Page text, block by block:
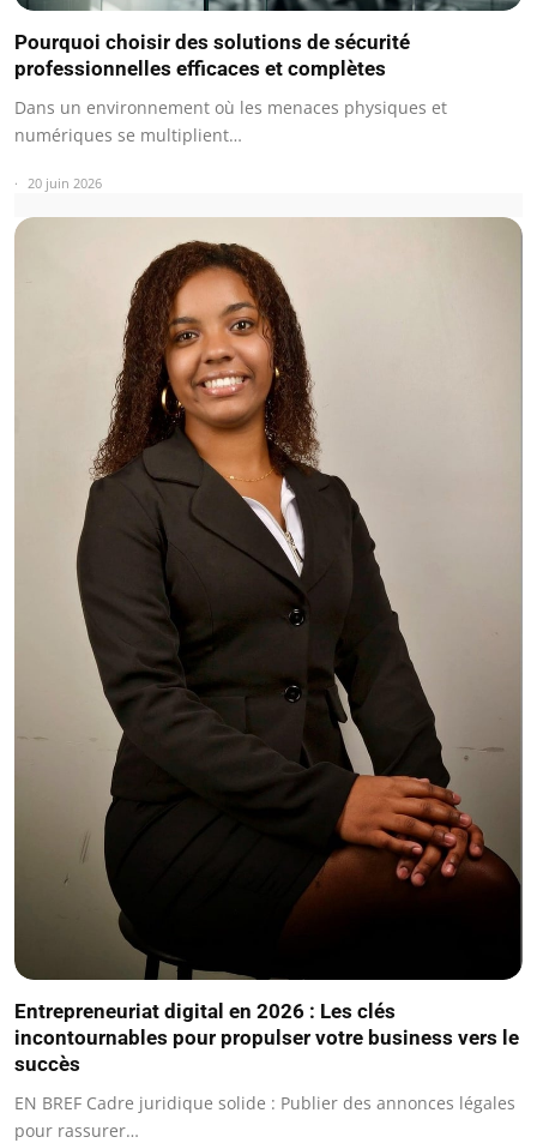
Pourquoi choisir des solutions de sécurité
professionnelles efficaces et complètes
Dans un environnement où les menaces physiques et
numériques se multiplient…
20 juin 2026
Entrepreneuriat digital en 2026 : Les clés
incontournables pour propulser votre business vers le
succès
EN BREF Cadre juridique solide : Publier des annonces légales
pour rassurer…